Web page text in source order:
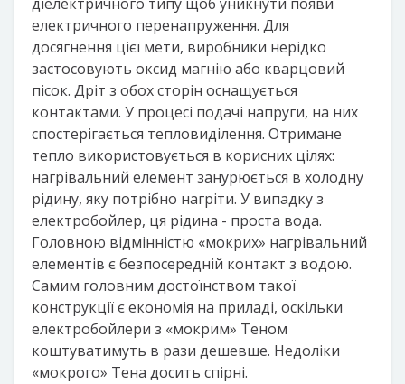
електричного перенапруження. Для
досягнення цієї мети, виробники нерідко
застосовують оксид магнію або кварцовий
пісок. Дріт з обох сторін оснащується
контактами. У процесі подачі напруги, на них
спостерігається тепловиділення. Отримане
тепло використовується в корисних цілях:
нагрівальний елемент занурюється в холодну
рідину, яку потрібно нагріти. У випадку з
електробойлер, ця рідина - проста вода.
Головною відмінністю «мокрих» нагрівальний
елементів є безпосередній контакт з водою.
Самим головним достоїнством такої
конструкції є економія на приладі, оскільки
електробойлери з «мокрим» Теном
коштуватимуть в рази дешевше. Недоліки
«мокрого» Тена досить спірні.